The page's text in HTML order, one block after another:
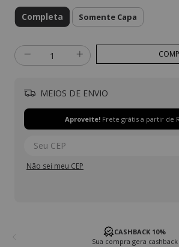
Completa Somente Capa
MEIOS DE ENVIO
Aproveite! Frete grátis a partir de
Não sei meu CEP
1° TROCA
Garantimos a